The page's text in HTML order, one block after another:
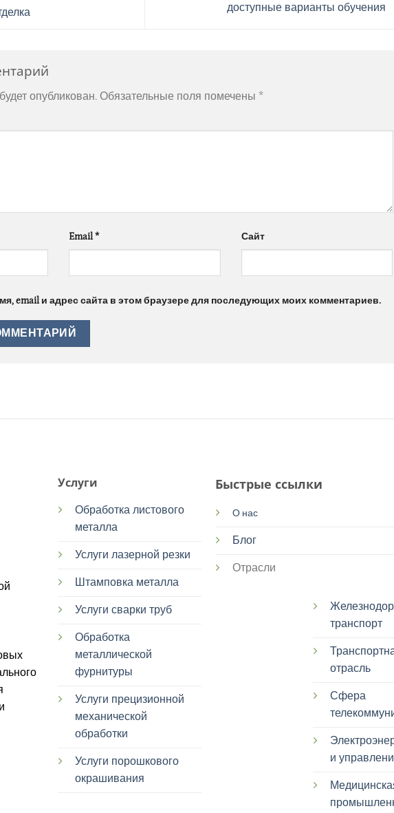
доступные варианты обучения
опубликован. Обязательные поля помечены *
Email* Сайт
email и адрес сайта в этом браузере для последующих моих комментариев.
Услуги
Обработка листового
металла
Услуги лазерной резки
Штамповка металла
Услуги сварки труб
Обработка
металлической
фурнитуры
Услуги прецизионной
механической
обработки
Услуги порошкового
окрашивания
Быстрые ссылки
О нас
Блог
Отрасли
транспорт
отрасль
Сфера
и